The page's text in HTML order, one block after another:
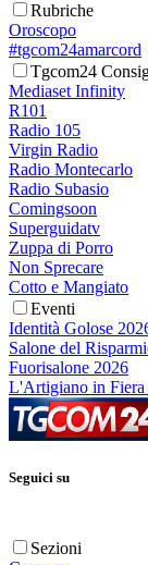
Rubriche
Oroscopo
#tgcom24amarcord
Tgcom24
Mediaset Infinity
R101
Radio 105
Virgin Radio
Radio Montecarlo
Radio Subasio
Comingsoon
Superguidatv
Zuppa di Porro
Non Sprecare
Cotto e Mangiato
Eventi
Identità Golose
Salone del
Fuorisalone 2026
L'Artigiano in Fiera
Seguici su
Sezioni